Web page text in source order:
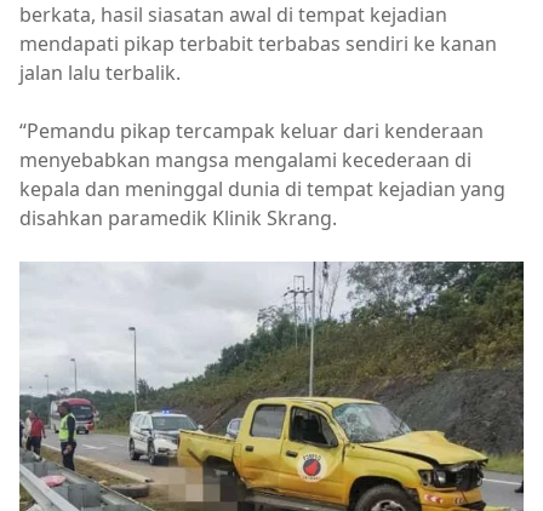
berkata, hasil siasatan awal di tempat kejadian
mendapati pikap terbabit terbabas sendiri ke kanan
jalan lalu terbalik.
“Pemandu pikap tercampak keluar dari kenderaan
menyebabkan mangsa mengalami kecederaan di
kepala dan meninggal dunia di tempat kejadian yang
disahkan paramedik Klinik Skrang.